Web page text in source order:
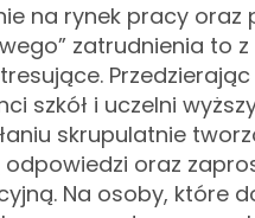
na rynek pracy oraz
zatrudnienia to
szkół i uczelni
skrupulatnie
odpowiedzi oraz
Na osoby, które